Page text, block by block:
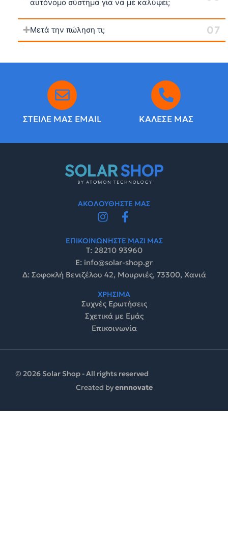
αυτόνομο σύστημα για να με καλύψει;
Μετά την πώληση τι;
ΣΤΕΙΛΕ ΜΑΣ EMAIL ΚΑΛΕΣΕ ΜΑΣ
ΑΚΟΛΟΥΘΗΣΤΕ ΜΑΣ
ΕΠΙΚΟΙΝΩΝΗΣΤΕ ΜΑΖΙ ΜΑΣ
Τ: 28210 93960
E: info@solar-shop.gr
Δ: Σοφοκλή Βενιζέλου 42, Μουρνιές, 73300, Χανιά
ΧΡΗΣΙΜΑ
Συχνές Ερωτήσεις
Σχετικά με Εμάς
Επικοινωνία
© 2026 Solar Shop - All rights reserved
Created byennnovate